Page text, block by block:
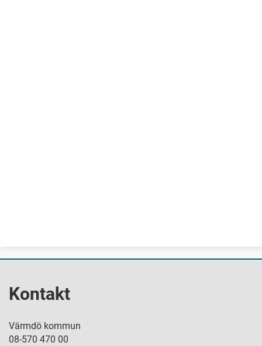
Kontakt
Värmdö kommun
08-570 470 00